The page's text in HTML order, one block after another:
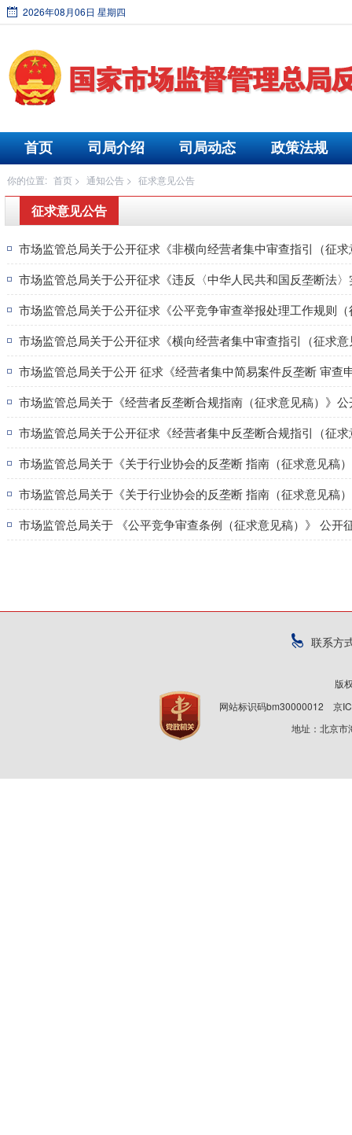
2026年08月06日 星期四
首页 司局介绍 司局动态 政策法规
你的位置: 首页 > 通知公告 > 征求意见公告
征求意见公告
市场监管总局关于公开征求《非横向经营者集中审查指引（征
市场监管总局关于公开征求 《公平竞争审查举报处理工作规则
市场监管总局关于公开征求《横向经营者集中审查指引（征求
市场监管总局关于《经营者反垄断合规指南（征求意见稿）》
市场监管总局关于公开征求《经营者集中反垄断合规指引（征
市场监管总局关于《关于行业协会的反垄断 指南（征求意见稿
市场监管总局关于《关于行业协会的反垄断 指南（征求意见稿
市场监管总局关于 《公平竞争审查条例（征求意见稿）》 公开
联系方
版
网站标识码bm30000012 京
地址：北京